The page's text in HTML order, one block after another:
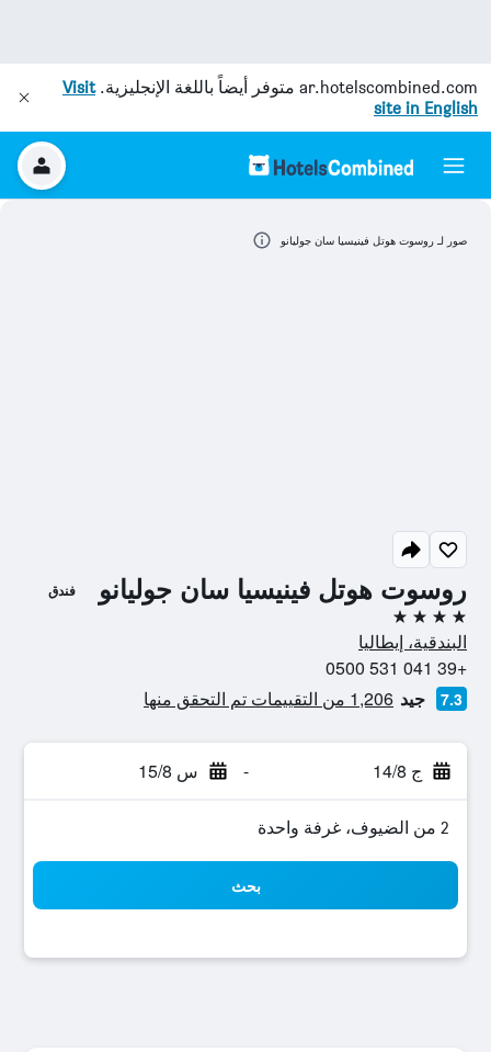
ar.hotelscombined.com متوفر أيضاً باللغة الإنجليزية.Visit
site in English
روسوت هوتل فينيسيا سان جوليانو فندق
4 نجوم
البندقية، إيطاليا
+39 041 531 0500
7.3 جيد 1,206 من التقييمات تم التحقق منها
ج 14/8 - س 15/8
2 من الضيوف، غرفة واحدة
بحث
صور لـ روسوت هوتل فينيسيا سان جوليانو